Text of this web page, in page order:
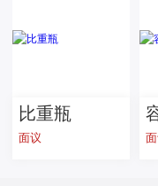
家居用 按需
比重瓶
面议